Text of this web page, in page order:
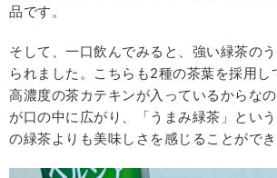
品です。
そして、一口飲んでみると、強い緑茶の
られました。こちらも2種の茶葉を採用し
高濃度の茶カテキンが入っているからな
が口の中に広がり、「うまみ緑茶」とい
の緑茶よりも美味しさを感じることができ